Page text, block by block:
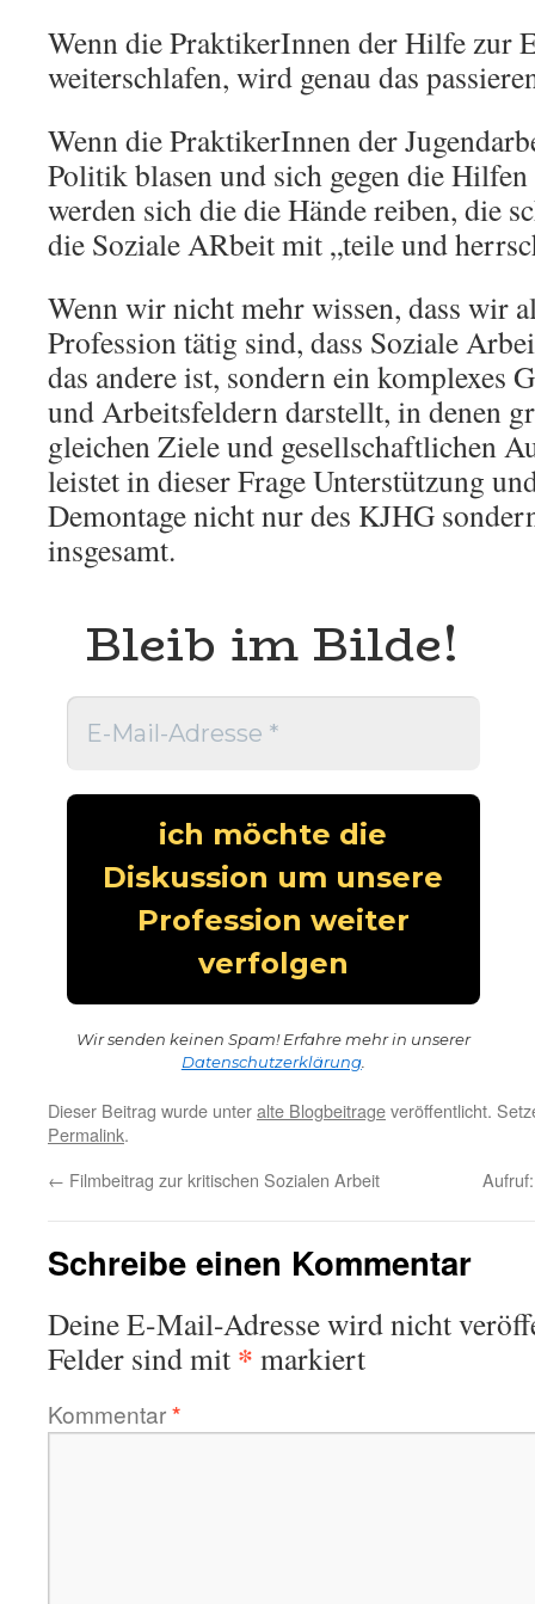
Wenn die PraktikerInnen der Hilfe zur
weiterschlafen, wird genau das
Wenn die PraktikerInnen der
Politik blasen und sich gegen die
werden sich die die Hände reiben, die
die Soziale ARbeit mit „teile und
Wenn wir nicht mehr wissen, dass wir
Profession tätig sind, dass Soziale
das andere ist, sondern ein komplexes
und Arbeitsfeldern darstellt, in denen
gleichen Ziele und gesellschaftlichen
leistet in dieser Frage Unterstützung
Demontage nicht nur des KJHG
insgesamt.
Bleib im Bilde!
Wir senden keinen Spam! Erfahre mehr in unserer
Datenschutzerklärung.
Dieser Beitrag wurde unteralte Blogbeitrageveröffentlicht.
Permalink.
← Filmbeitrag zur kritischen Sozialen Arbeit
Schreibe einen Kommentar
Deine E-Mail-Adresse wird nicht
Felder sind mit * markiert
Kommentar*